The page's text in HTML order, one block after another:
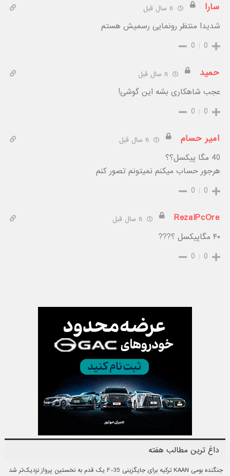
سارا
شدیدا منتظر رونمایی رسمیش هستم
0
0
حمید
عجب شاهکاری بشه این گوشی!
0
0
امیر حسام 8 سال قبل
40 مگا پیکسل؟؟
هرجور حساب میکنم نمیتونم تصور کنم
0
0
RezaIPcOre 8 سال قبل
۴۰ مگاپیکسل ؟???
0
0
داغ ترین مطالب هفته
جنگنده بومی KAAN ترکیه برای جایگزینی F-35 یک قدم به نخستین پرواز نزدیک‌تر شد